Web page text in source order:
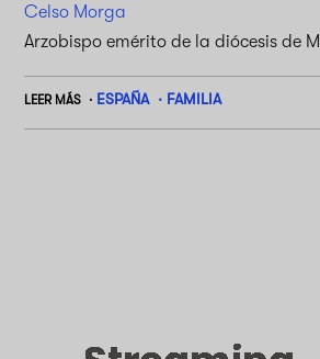
Celso Morga
Arzobispo emérito de la diócesis de
LEER MÁS ESPAÑA FAMILIA